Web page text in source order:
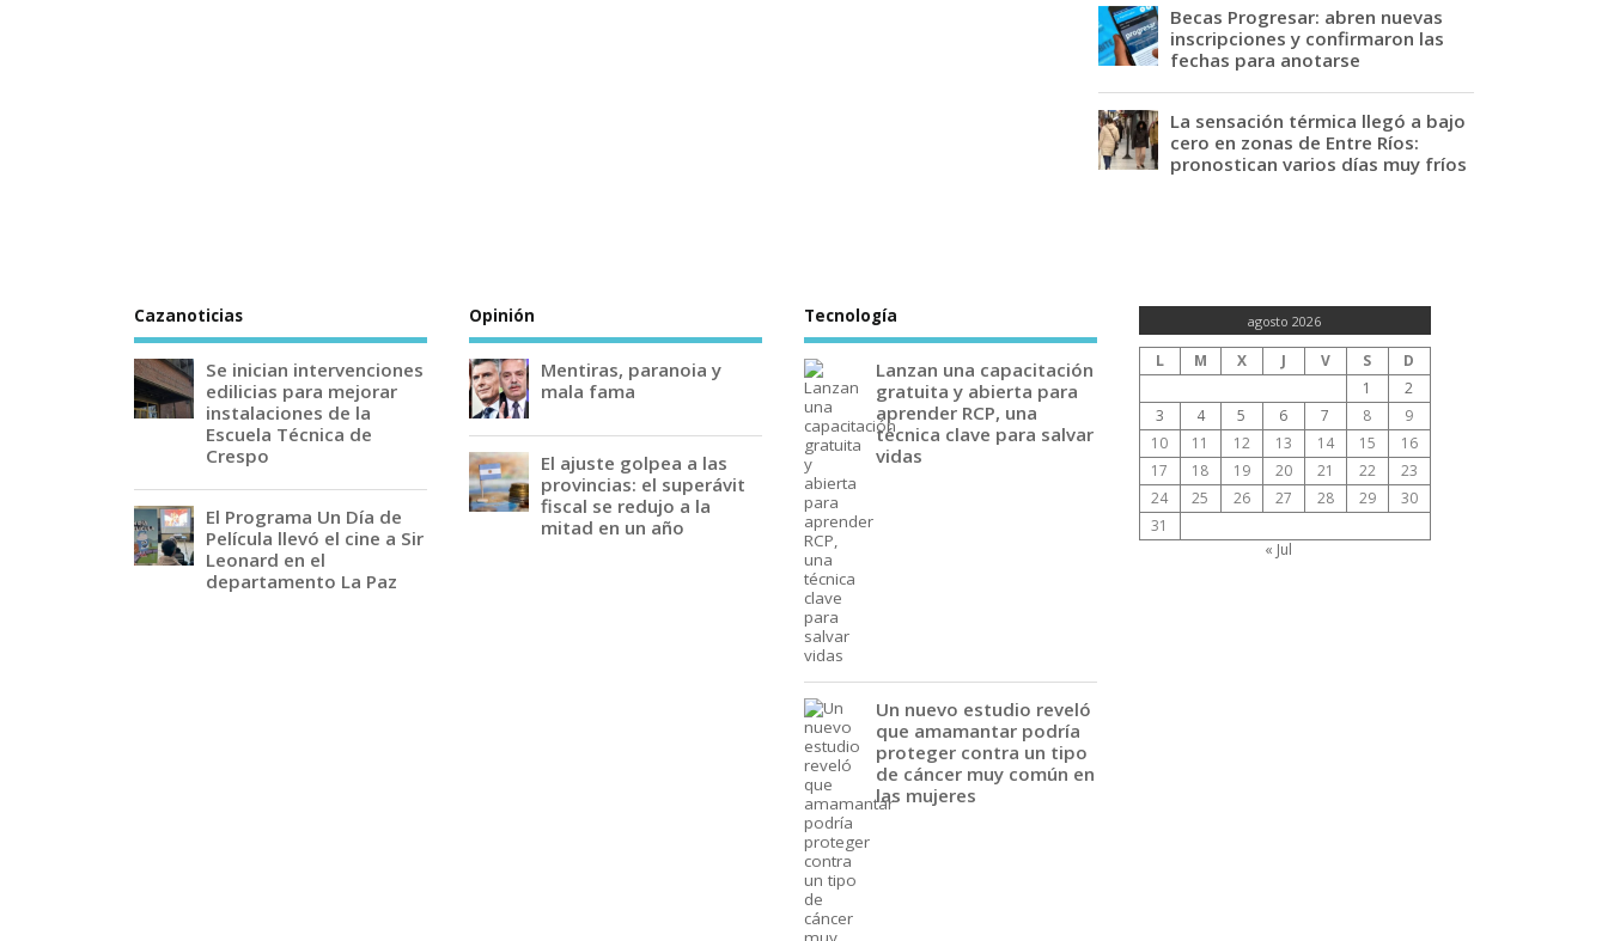
Becas Progresar: abren nuevas
inscripciones y confirmaron las
fechas para anotarse
La sensación térmica llegó a bajo
cero en zonas de Entre Ríos:
pronostican varios días muy fríos
Cazanoticias
Se inician intervenciones
edilicias para mejorar
instalaciones de la
Escuela Técnica de
Crespo
El Programa Un Día de
Película llevó el cine a Sir
Leonard en el
departamento La Paz
Opinión
Mentiras, paranoia y
mala fama
El ajuste golpea a las
provincias: el superávit
fiscal se redujo a la
mitad en un año
Tecnología
Lanzan una capacitación
gratuita y abierta para
aprender RCP, una
técnica clave para salvar
vidas
Un nuevo estudio reveló
que amamantar podría
proteger contra un tipo
de cáncer muy común en
las mujeres
agosto 2026
L M X J V S
D
1
2
3
4 5 6 7 8
9
10
11 12 13 14 15
16
17
18 19 20 21 22
23
24
25 26 27 28 29
30
31
« Jul